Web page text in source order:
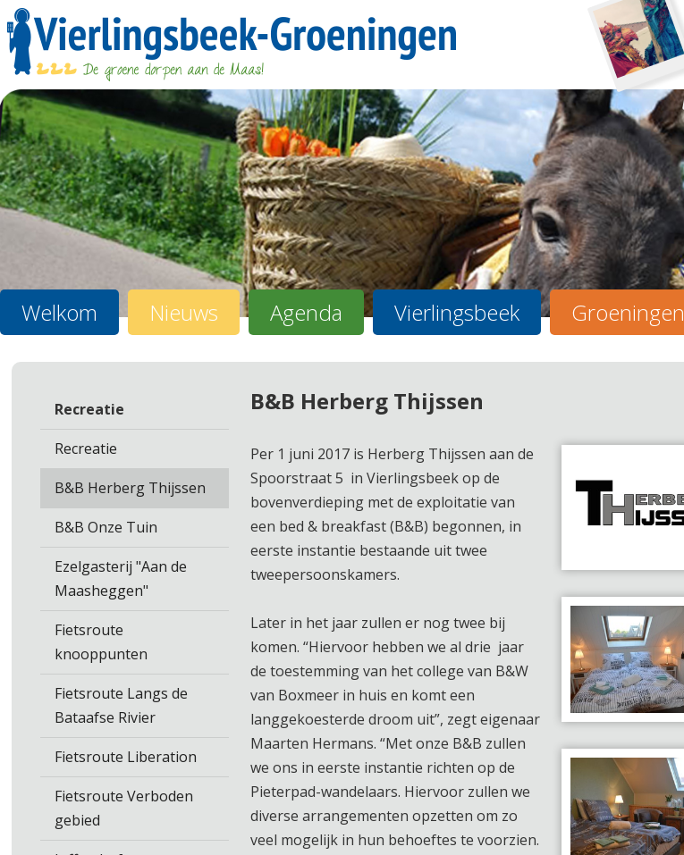
Welkom Nieuws Agenda Vierlingsbeek Groeningen
Recreatie
Recreatie
B&B Herberg Thijssen
B&B Onze Tuin
Ezelgasterij "Aan de
Maasheggen"
Fietsroute
knooppunten
Fietsroute Langs de
Bataafse Rivier
Fietsroute Liberation
Fietsroute Verboden
gebied
B&B Herberg Thijssen
Per 1 juni 2017 is Herberg Thijssen aan de
Spoorstraat 5 in Vierlingsbeek op de
bovenverdieping met de exploitatie van
een bed & breakfast (B&B) begonnen, in
eerste instantie bestaande uit twee
tweepersoonskamers.
Later in het jaar zullen er nog twee bij
komen. “Hiervoor hebben we al drie jaar
de toestemming van het college van B&W
van Boxmeer in huis en komt een
langgekoesterde droom uit”, zegt eigenaar
Maarten Hermans. “Met onze B&B zullen
we ons in eerste instantie richten op de
Pieterpad-wandelaars. Hiervoor zullen we
diverse arrangementen opzetten om zo
veel mogelijk in hun behoeftes te voorzien.